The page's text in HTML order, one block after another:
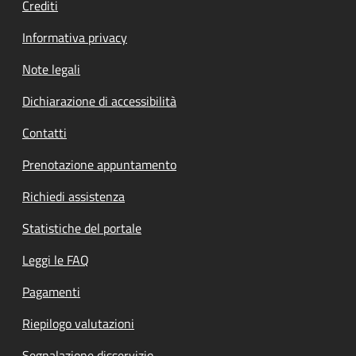
Crediti
Informativa privacy
Note legali
Dichiarazione di accessibilità
Contatti
Prenotazione appuntamento
Richiedi assistenza
Statistiche del portale
Leggi le FAQ
Pagamenti
Riepilogo valutazioni